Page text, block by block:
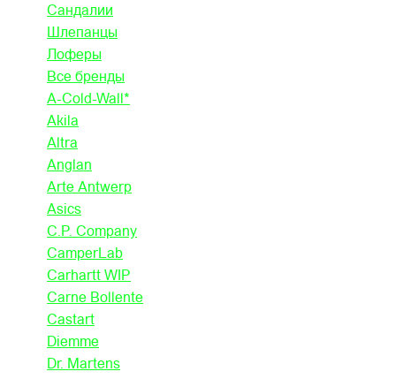
Сандалии
Шлепанцы
Лоферы
Все бренды
A-Cold-Wall*
Akila
Altra
Anglan
Arte Antwerp
Asics
C.P. Company
CamperLab
Carhartt WIP
Carne Bollente
Castart
Diemme
Dr. Martens